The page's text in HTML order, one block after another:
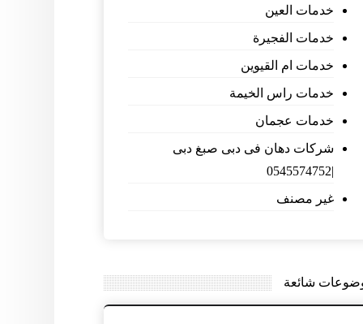
خدمات العين
خدمات الفجيرة
خدمات ام القيوين
خدمات راس الخيمة
خدمات عجمان
شركات دهان فى دبى صبغ دبى
|0545574752
غير مصنف
شائعة